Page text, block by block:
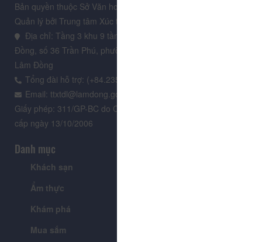
Bản quyền thuộc Sở Văn hoá, Thể thao và Du lịch Lâm Đồng.
Quản lý bởi Trung tâm Xúc tiến Du lịch Lâm Đồng
Địa chỉ: Tầng 3 khu 9 tầng, Trung tâm Hành chính tỉnh Lâm
Đồng, số 36 Trần Phú, phường Xuân Hương - Đà Lạt, tỉnh
Lâm Đồng
Tổng đài hỗ trợ: (+84.235) 3.916.961
Email: ttxtdl@lamdong.gov.vn
Giấy phép: 311/GP-BC do Cục Báo chí - Bộ Văn hóa Thông tin
cấp ngày 13/10/2006
Danh mục
Khách sạn
Ẩm thực
Khám phá
Mua sắm